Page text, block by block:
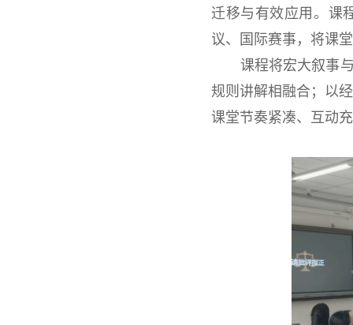
迁移与有效应用。课
议、国际赛事，将课
课程将宏大叙事
规则讲解相融合；以
课堂节奏紧凑、互动